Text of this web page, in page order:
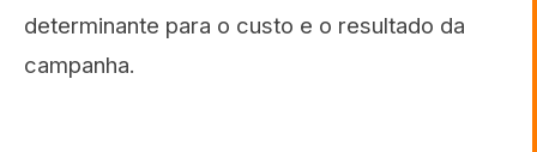
determinante para o custo e o resultado da
campanha.